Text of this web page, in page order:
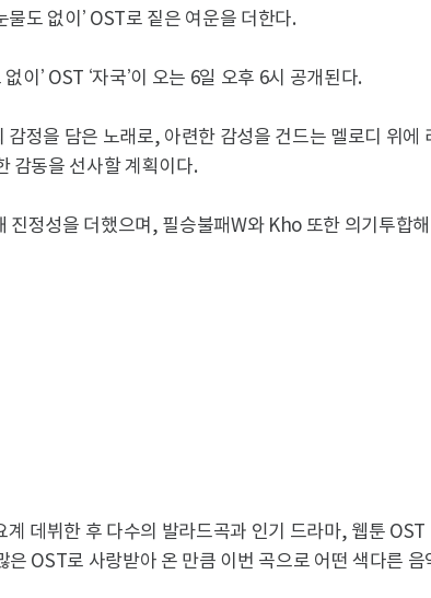
도 없이’ OST로 짙은 여운을 더한다.
이’ OST ‘자국’이 오는 6일 오후 6시 공개된다.
감정을 담은 노래로, 아련한 감성을 건드는 멜로디 위에
감동을 선사할 계획이다.
진정성을 더했으며, 필승불패W와 Kho 또한 의기투합해
계 데뷔한 후 다수의 발라드곡과 인기 드라마, 웹툰 OST
OST로 사랑받아 온 만큼 이번 곡으로 어떤 색다른 음